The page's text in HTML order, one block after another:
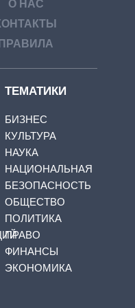
О НАС
ПРАВИЛА
ТЕМАТИКИ
БИЗНЕС
КУЛЬТУРА
НАУКА
НАЦИОНАЛЬНАЯ
БЕЗОПАСНОСТЬ
ОБЩЕСТВО
ПОЛИТИКА
ПРАВО
ФИНАНСЫ
ЭКОНОМИКА